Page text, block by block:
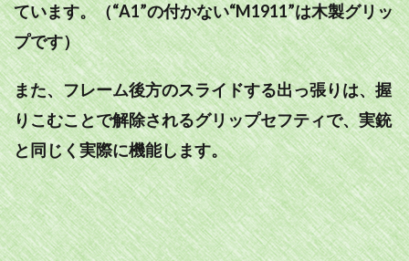
ています。（“A1”の付かない“M1911”は木製グリッ
プです）
また、フレーム後方のスライドする出っ張りは、握
りこむことで解除されるグリップセフティで、実銃
と同じく実際に機能します。